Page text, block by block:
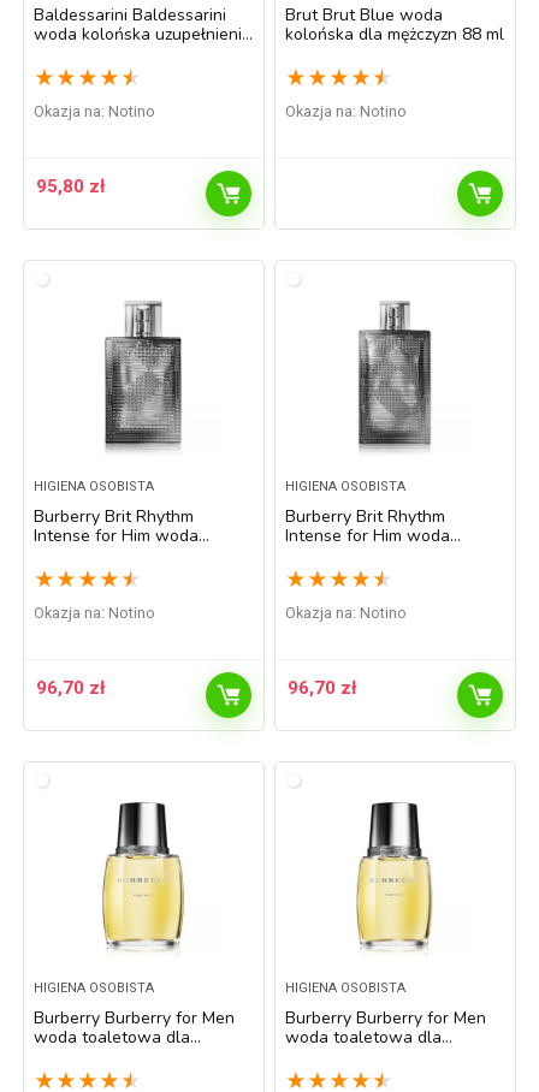
Baldessarini Baldessarini
woda kolońska uzupełnienie
★ ★ ★ ★ ★
Okazja na: Notino
95,80 zł
Brut Brut Blue woda
kolońska dla mężczyzn 88 ml
★ ★ ★ ★ ★
Okazja na: Notino
HIGIENA OSOBISTA
Burberry Brit Rhythm
Intense for Him woda
ml
★ ★ ★ ★ ★
Okazja na: Notino
96,70 zł
HIGIENA OSOBISTA
Burberry Brit Rhythm
Intense for Him woda
ml
★ ★ ★ ★ ★
Okazja na: Notino
96,70 zł
HIGIENA OSOBISTA
Burberry Burberry for Men
woda toaletowa dla
★ ★ ★ ★ ★
HIGIENA OSOBISTA
Burberry Burberry for Men
woda toaletowa dla
★ ★ ★ ★ ★